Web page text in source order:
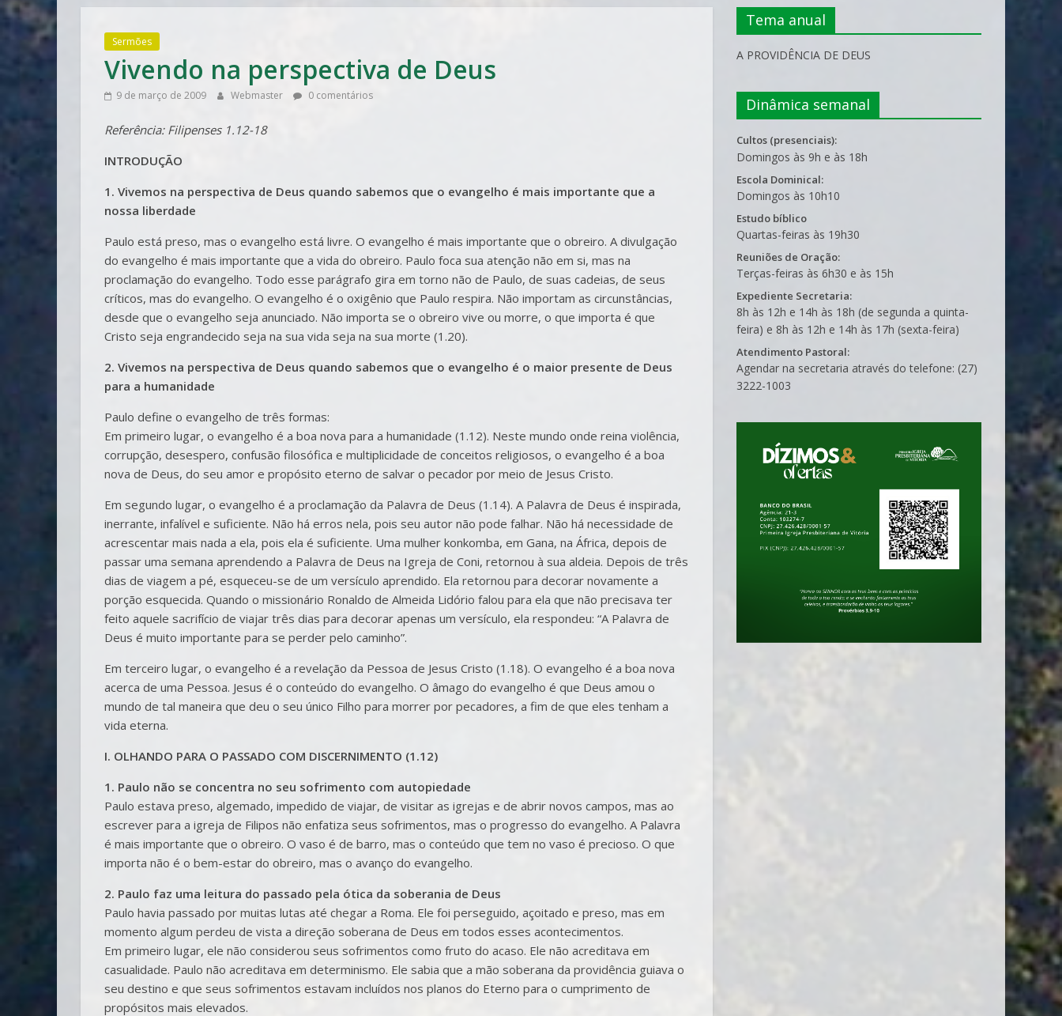
Sermões
Vivendo na perspectiva de Deus
9 de março de 2009 Webmaster 0 comentários
Referência: Filipenses 1.12-18
INTRODUÇÃO
1. Vivemos na perspectiva de Deus quando sabemos que o evangelho é mais importante que a
nossa liberdade
Paulo está preso, mas o evangelho está livre. O evangelho é mais importante que o obreiro. A divulgação
do evangelho é mais importante que a vida do obreiro. Paulo foca sua atenção não em si, mas na
proclamação do evangelho. Todo esse parágrafo gira em torno não de Paulo, de suas cadeias, de seus
críticos, mas do evangelho. O evangelho é o oxigênio que Paulo respira. Não importam as circunstâncias,
desde que o evangelho seja anunciado. Não importa se o obreiro vive ou morre, o que importa é que
Cristo seja engrandecido seja na sua vida seja na sua morte (1.20).
2. Vivemos na perspectiva de Deus quando sabemos que o evangelho é o maior presente de Deus
para a humanidade
Paulo define o evangelho de três formas:
Em primeiro lugar, o evangelho é a boa nova para a humanidade (1.12). Neste mundo onde reina violência,
corrupção, desespero, confusão filosófica e multiplicidade de conceitos religiosos, o evangelho é a boa
nova de Deus, do seu amor e propósito eterno de salvar o pecador por meio de Jesus Cristo.
Em segundo lugar, o evangelho é a proclamação da Palavra de Deus (1.14). A Palavra de Deus é inspirada,
inerrante, infalível e suficiente. Não há erros nela, pois seu autor não pode falhar. Não há necessidade de
acrescentar mais nada a ela, pois ela é suficiente. Uma mulher konkomba, em Gana, na África, depois de
passar uma semana aprendendo a Palavra de Deus na Igreja de Coni, retornou à sua aldeia. Depois de três
dias de viagem a pé, esqueceu-se de um versículo aprendido. Ela retornou para decorar novamente a
porção esquecida. Quando o missionário Ronaldo de Almeida Lidório falou para ela que não precisava ter
feito aquele sacrifício de viajar três dias para decorar apenas um versículo, ela respondeu: “A Palavra de
Deus é muito importante para se perder pelo caminho”.
Em terceiro lugar, o evangelho é a revelação da Pessoa de Jesus Cristo (1.18). O evangelho é a boa nova
acerca de uma Pessoa. Jesus é o conteúdo do evangelho. O âmago do evangelho é que Deus amou o
mundo de tal maneira que deu o seu único Filho para morrer por pecadores, a fim de que eles tenham a
vida eterna.
I. OLHANDO PARA O PASSADO COM DISCERNIMENTO (1.12)
1. Paulo não se concentra no seu sofrimento com autopiedade
Paulo estava preso, algemado, impedido de viajar, de visitar as igrejas e de abrir novos campos, mas ao
escrever para a igreja de Filipos não enfatiza seus sofrimentos, mas o progresso do evangelho. A Palavra
é mais importante que o obreiro. O vaso é de barro, mas o conteúdo que tem no vaso é precioso. O que
importa não é o bem-estar do obreiro, mas o avanço do evangelho.
2. Paulo faz uma leitura do passado pela ótica da soberania de Deus
Paulo havia passado por muitas lutas até chegar a Roma. Ele foi perseguido, açoitado e preso, mas em
momento algum perdeu de vista a direção soberana de Deus em todos esses acontecimentos.
Em primeiro lugar, ele não considerou seus sofrimentos como fruto do acaso. Ele não acreditava em
casualidade. Paulo não acreditava em determinismo. Ele sabia que a mão soberana da providência guiava o
seu destino e que seus sofrimentos estavam incluídos nos planos do Eterno para o cumprimento de
propósitos mais elevados.
Tema anual
A PROVIDÊNCIA DE DEUS
Dinâmica semanal
Cultos (presenciais):
Domingos às 9h e às 18h
Escola Dominical:
Domingos às 10h10
Estudo bíblico
Quartas-feiras às 19h30
Reuniões de Oração:
Terças-feiras às 6h30 e às 15h
Expediente Secretaria:
8h às 12h e 14h às 18h (de segunda a quinta-
feira) e 8h às 12h e 14h às 17h (sexta-feira)
Atendimento Pastoral:
Agendar na secretaria através do telefone: (27)
3222-1003